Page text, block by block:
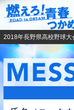
2018年長野県高校野球大